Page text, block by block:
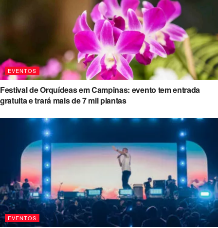
EVENTOS
Festival de Orquídeas em Campinas: evento tem entrada
gratuita e trará mais de 7 mil plantas
EVENTOS